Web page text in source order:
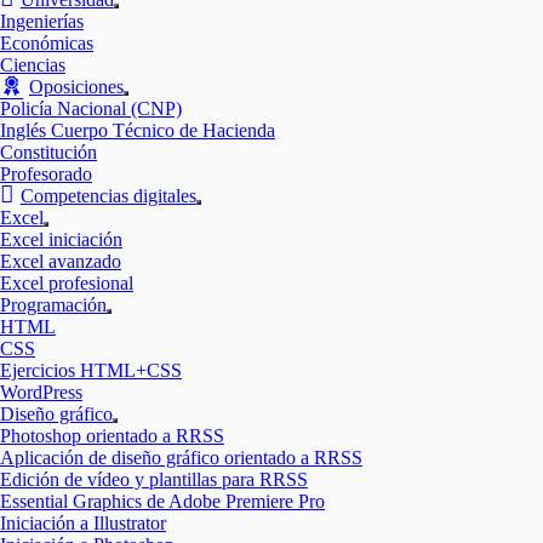
Mostrar
Ingenierías
Económicas
Ciencias
Oposiciones
Mostrar
el
submenú
Policía Nacional (CNP)
Inglés Cuerpo Técnico de Hacienda
Constitución
Profesorado
Competencias digitales
Mostrar
Excel
Mostrar
el
submenú
Excel iniciación
Excel avanzado
Excel profesional
Programación
Mostrar
HTML
CSS
Ejercicios HTML+CSS
WordPress
Diseño gráfico
Mostrar
el
submenú
Photoshop orientado a RRSS
Aplicación de diseño gráfico orientado a RRSS
Edición de vídeo y plantillas para RRSS
Essential Graphics de Adobe Premiere Pro
Iniciación a Illustrator